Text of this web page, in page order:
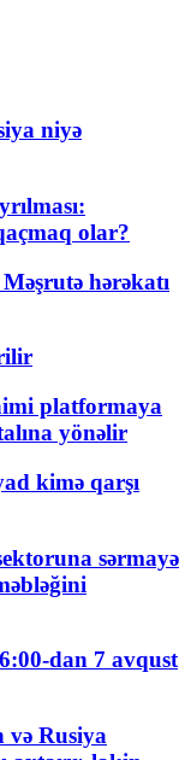
niyə
olar?
hərəkatı
platformaya
yönəlir
kimə qarşı
sərmayə
dan 7 avqust
və Rusiya